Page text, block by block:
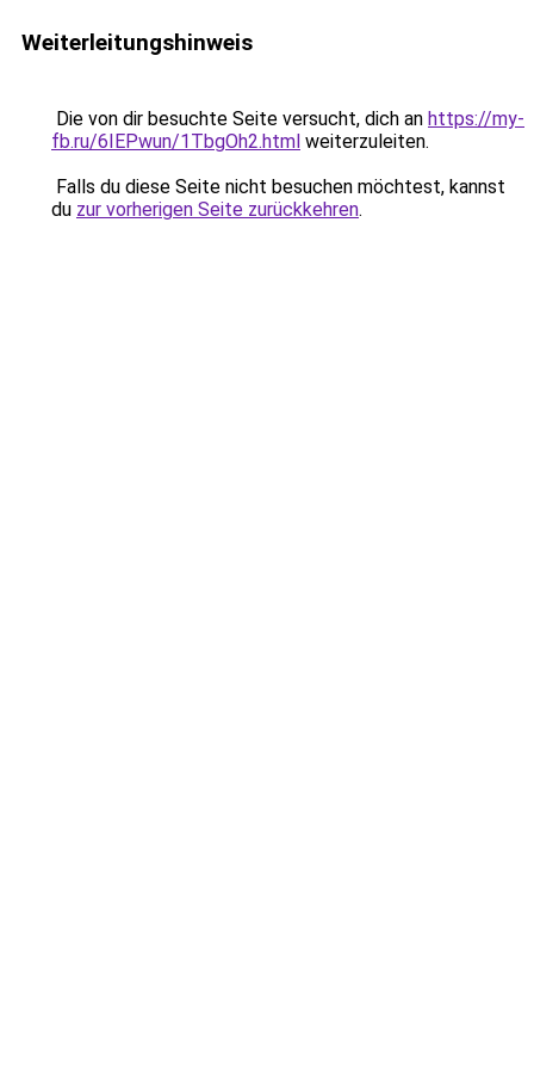
Weiterleitungshinweis
Die von dir besuchte Seite versucht, dich an https://my-
fb.ru/6IEPwun/1TbgOh2.html weiterzuleiten.
Falls du diese Seite nicht besuchen möchtest, kannst
du zur vorherigen Seite zurückkehren.